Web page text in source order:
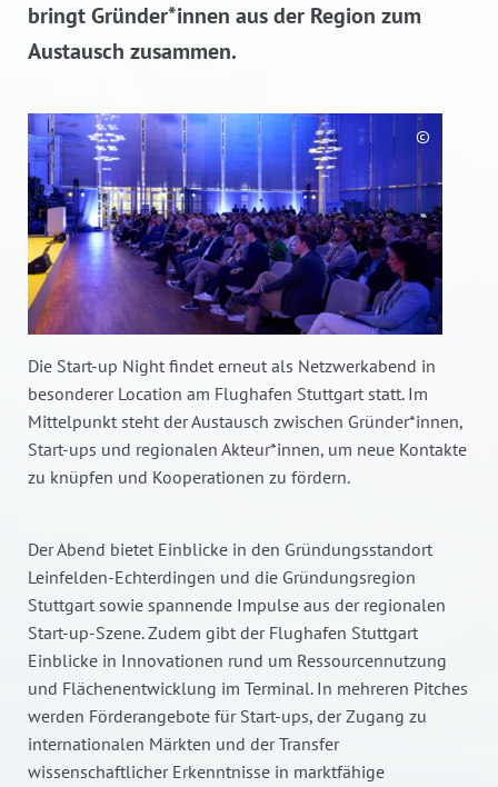
bringt Gründer*innen aus der Region zum
Austausch zusammen.
©
Die Start-up Night findet erneut als Netzwerkabend in
besonderer Location am Flughafen Stuttgart statt. Im
Mittelpunkt steht der Austausch zwischen Gründer*innen,
Start-ups und regionalen Akteur*innen, um neue Kontakte
zu knüpfen und Kooperationen zu fördern.
Der Abend bietet Einblicke in den Gründungsstandort
Leinfelden-Echterdingen und die Gründungsregion
Stuttgart sowie spannende Impulse aus der regionalen
Start-up-Szene. Zudem gibt der Flughafen Stuttgart
Einblicke in Innovationen rund um Ressourcennutzung
und Flächenentwicklung im Terminal. In mehreren Pitches
werden Förderangebote für Start-ups, der Zugang zu
internationalen Märkten und der Transfer
wissenschaftlicher Erkenntnisse in marktfähige